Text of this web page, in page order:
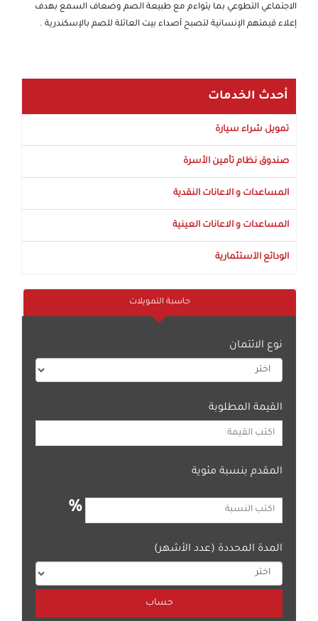
الاجتماعي التطوعي بما يتواءم مع طبيعة الصم وضعاف السمع بهدف
إعلاء قيمتهم الإنسانية لتصبح أصداء بيت العائلة للصم بالإسكندرية .
أحدث الخدمات
تمويل شراء سيارة
صندوق نظام تأمين الأسرة
المساعدات و الاعانات النقدية
المساعدات و الاعانات العينية
الودائع الآستثمارية
حاسبة التمويلات
نوع الائتمان
القيمة المطلوبة
المقدم بنسبة مئوية
%
المدة المحددة (عدد الأشهر)